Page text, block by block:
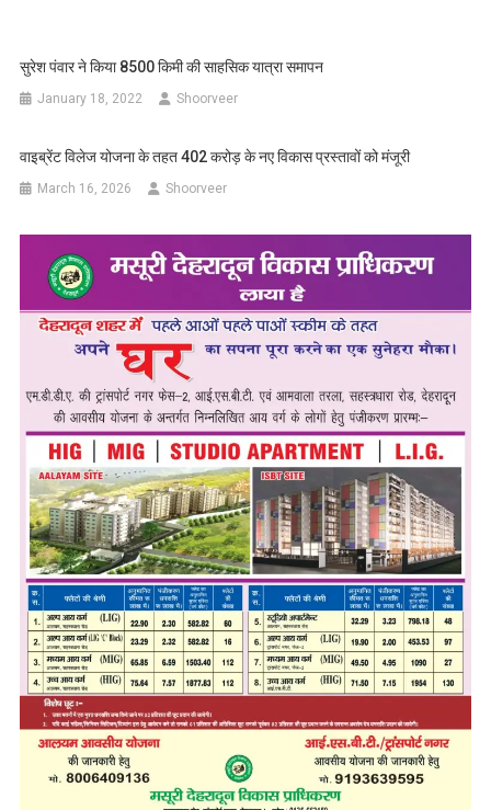
सुरेश पंवार ने किया 8500 किमी की साहसिक यात्रा समापन
January 18, 2022 Shoorveer
वाइब्रेंट विलेज योजना के तहत 402 करोड़ के नए विकास प्रस्तावों को मंजूरी
March 16, 2026 Shoorveer